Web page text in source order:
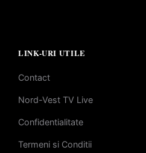
LINK-URI UTILE
Contact
Nord-Vest TV Live
Confidentialitate
Termeni si Conditii